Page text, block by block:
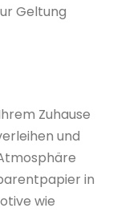
Geltung
Zuhause
und
in
wie